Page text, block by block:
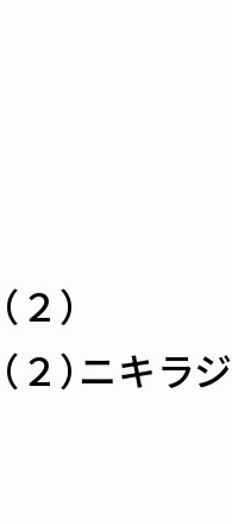
）
）ニキラジ